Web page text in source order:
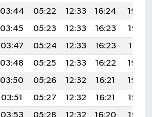
03:44 05:22 12:33 16:24
19:34
03:45 05:23 12:33 16:23
19:33
03:47 05:24 12:33 16:23
19:31
03:48 05:25 12:33 16:22
19:30
03:50 05:26 12:32 16:21
19:29
03:51 05:27 12:32 16:21
19:27
03:53 05:28 12:32 16:20 19:26